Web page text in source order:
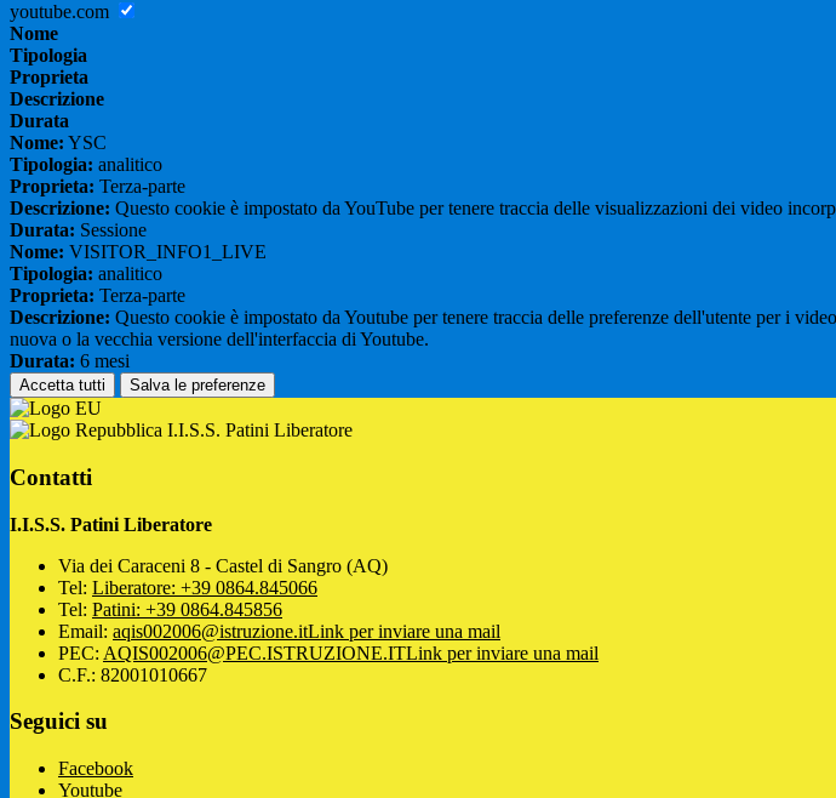
youtube.com
Nome
Tipologia
Proprieta
Descrizione
Durata
Nome: YSC
Tipologia: analitico
Proprieta: Terza-parte
Descrizione: Questo cookie è impostato da YouTube per tenere traccia delle visualizzazioni dei video
Durata: Sessione
Nome: VISITOR_INFO1_LIVE
Tipologia: analitico
Proprieta: Terza-parte
Descrizione: Questo cookie è impostato da Youtube per tenere traccia delle preferenze dell'utente per i
nuova o la vecchia versione dell'interfaccia di Youtube.
Durata: 6 mesi
Accetta tutti Salva le preferenze
I.I.S.S. Patini Liberatore
Contatti
I.I.S.S. Patini Liberatore
Via dei Caraceni 8 - Castel di Sangro (AQ)
Tel: Liberatore: +39 0864.845066
Tel: Patini: +39 0864.845856
Email: aqis002006@istruzione.itLink per inviare una mail
PEC: AQIS002006@PEC.ISTRUZIONE.ITLink per inviare una mail
C.F.: 82001010667
Seguici su
Facebook
Youtube